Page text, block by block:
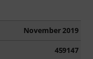
November 2019
459147